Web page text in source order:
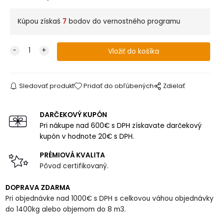
Kúpou získaš 7 bodov do vernostného programu
Sledovať produkt Pridať do obľúbených Zdielať
DARČEKOVÝ KUPÓN
Pri nákupe nad 600€ s DPH získavate darčekový
kupón v hodnote 20€ s DPH.
PRÉMIOVÁ KVALITA
Pôvod certifikovaný.
DOPRAVA ZDARMA
Pri objednávke nad 1000€ s DPH s celkovou váhou objednávky
do 1400kg alebo objemom do 8 m3.